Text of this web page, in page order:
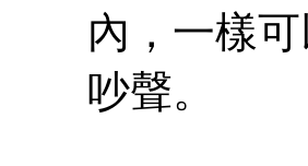
內，一樣
吵聲。